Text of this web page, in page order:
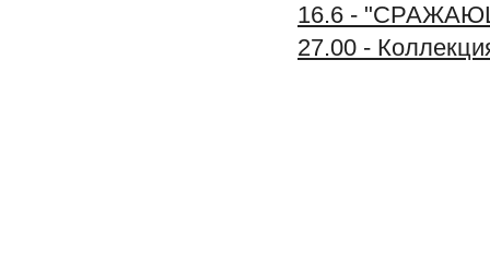
16.6 -
27.00 -